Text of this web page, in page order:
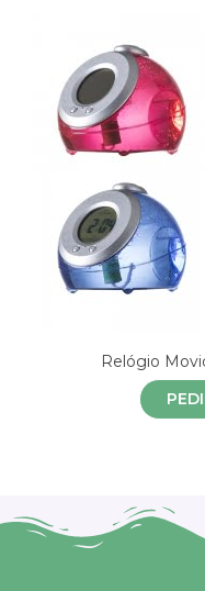
Relógio